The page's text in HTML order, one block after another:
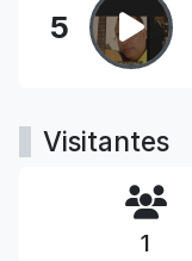
5
Visitantes
1